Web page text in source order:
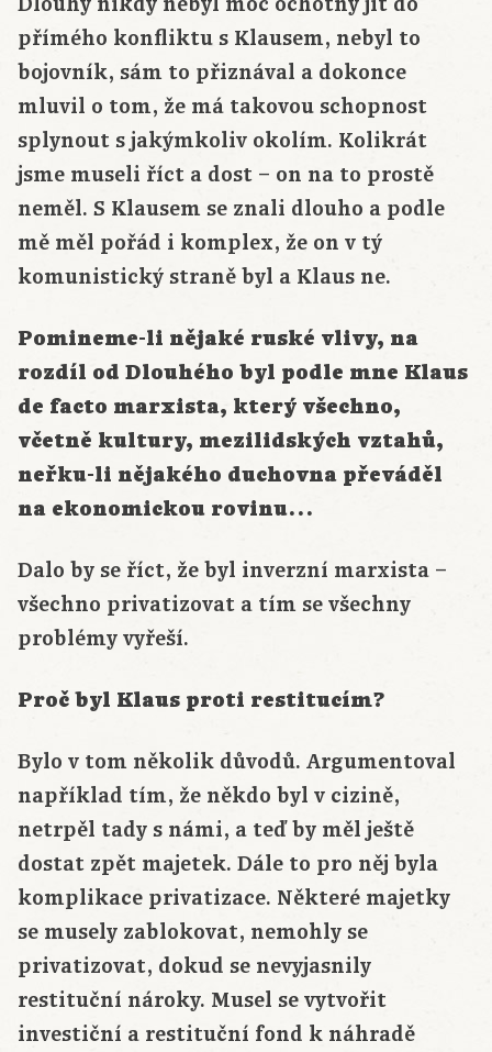
přímého konfliktu s Klausem, nebyl to
bojovník, sám to přiznával a dokonce
mluvil o tom, že má takovou schopnost
splynout s jakýmkoliv okolím. Kolikrát
jsme museli říct a dost – on na to prostě
neměl. S Klausem se znali dlouho a podle
mě měl pořád i komplex, že on v tý
komunistický straně byl a Klaus ne.
Pomineme-li nějaké ruské vlivy, na
rozdíl od Dlouhého byl podle mne Klaus
de facto marxista, který všechno,
včetně kultury, mezilidských vztahů,
neřku-li nějakého duchovna převáděl
na ekonomickou rovinu…
Dalo by se říct, že byl inverzní marxista –
všechno privatizovat a tím se všechny
problémy vyřeší.
Proč byl Klaus proti restitucím?
Bylo v tom několik důvodů. Argumentoval
například tím, že někdo byl v cizině,
netrpěl tady s námi, a teď by měl ještě
dostat zpět majetek. Dále to pro něj byla
komplikace privatizace. Některé majetky
se musely zablokovat, nemohly se
privatizovat, dokud se nevyjasnily
restituční nároky. Musel se vytvořit
investiční a restituční fond k náhradě